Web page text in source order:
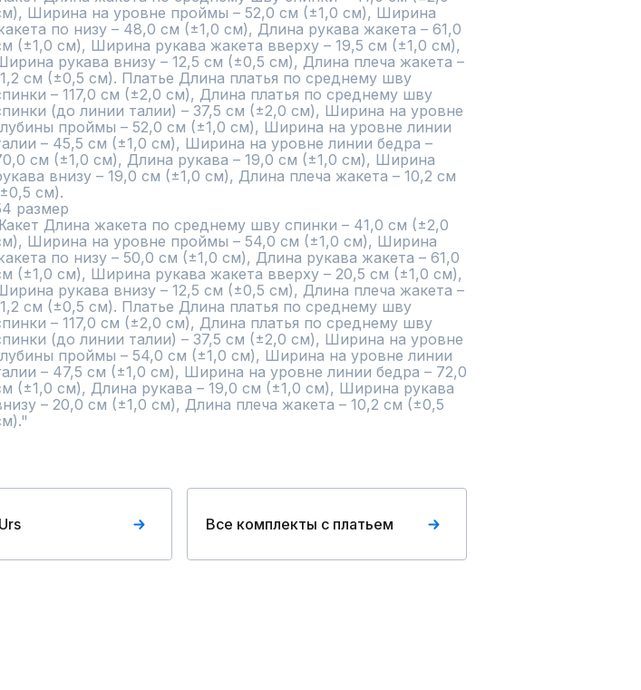
Ширина на уровне проймы – 52,0 см (±1,0 см), Ширина
по низу – 48,0 см (±1,0 см), Длина рукава жакета – 61,0
(±1,0 см), Ширина рукава жакета вверху – 19,5 см (±1,0 см),
рукава внизу – 12,5 см (±0,5 см), Длина плеча жакета –
см (±0,5 см). Платье Длина платья по среднему шву
– 117,0 см (±2,0 см), Длина платья по среднему шву
(до линии талии) – 37,5 см (±2,0 см), Ширина на уровне
проймы – 52,0 см (±1,0 см), Ширина на уровне линии
– 45,5 см (±1,0 см), Ширина на уровне линии бедра –
см (±1,0 см), Длина рукава – 19,0 см (±1,0 см), Ширина
внизу – 19,0 см (±1,0 см), Длина плеча жакета – 10,2 см
см).
размер
Длина жакета по среднему шву спинки – 41,0 см (±2,0
Ширина на уровне проймы – 54,0 см (±1,0 см), Ширина
по низу – 50,0 см (±1,0 см), Длина рукава жакета – 61,0
(±1,0 см), Ширина рукава жакета вверху – 20,5 см (±1,0 см),
рукава внизу – 12,5 см (±0,5 см), Длина плеча жакета –
см (±0,5 см). Платье Длина платья по среднему шву
– 117,0 см (±2,0 см), Длина платья по среднему шву
(до линии талии) – 37,5 см (±2,0 см), Ширина на уровне
проймы – 54,0 см (±1,0 см), Ширина на уровне линии
– 47,5 см (±1,0 см), Ширина на уровне линии бедра – 72,0
(±1,0 см), Длина рукава – 19,0 см (±1,0 см), Ширина рукава
– 20,0 см (±1,0 см), Длина плеча жакета – 10,2 см (±0,5
Все комплекты с платьем